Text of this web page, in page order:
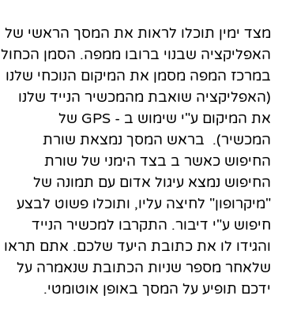
מצד ימין תוכלו לראות את המסך הראשי של
האפליקציה שבנוי ברובו ממפה. הסמן הכחול
במרכז המפה מסמן את המיקום הנוכחי שלנו
(האפליקציה שואבת מהמכשיר הנייד שלנו
את המיקום ע"י שימוש ב - GPS של
המכשיר).  בראש המסך נמצאת שורת
החיפוש כאשר ב בצד הימני של שורת
החיפוש נמצא עיגול אדום עם תמונה של
"מיקרופון" לחיצה עליו, ותוכלו פשוט לבצע
חיפוש ע"י דיבור. התקרבו למכשיר הנייד
והגידו לו את כתובת היעד שלכם. אתם תראו
שלאחר מספר שניות הכתובת שנאמרה על
ידכם תופיע על המסך באופן אוטומטי.